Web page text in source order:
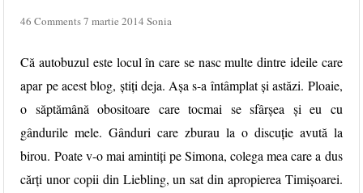
46 Comments7 martie 2014 Sonia
Că autobuzul este locul în care se nasc multe dintre ideile care
apar pe acest blog, știți deja. Așa s-a întâmplat și astăzi. Ploaie,
o săptămână obositoare care tocmai se sfârșea și eu cu
gândurile mele. Gânduri care zburau la o discuție avută la
birou. Poate v-o mai amintiți pe Simona, colega mea care a dus
cărți unor copii din Liebling, un sat din apropierea Timișoarei.